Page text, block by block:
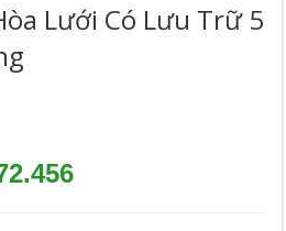
Lưới Có Lưu Trữ 5